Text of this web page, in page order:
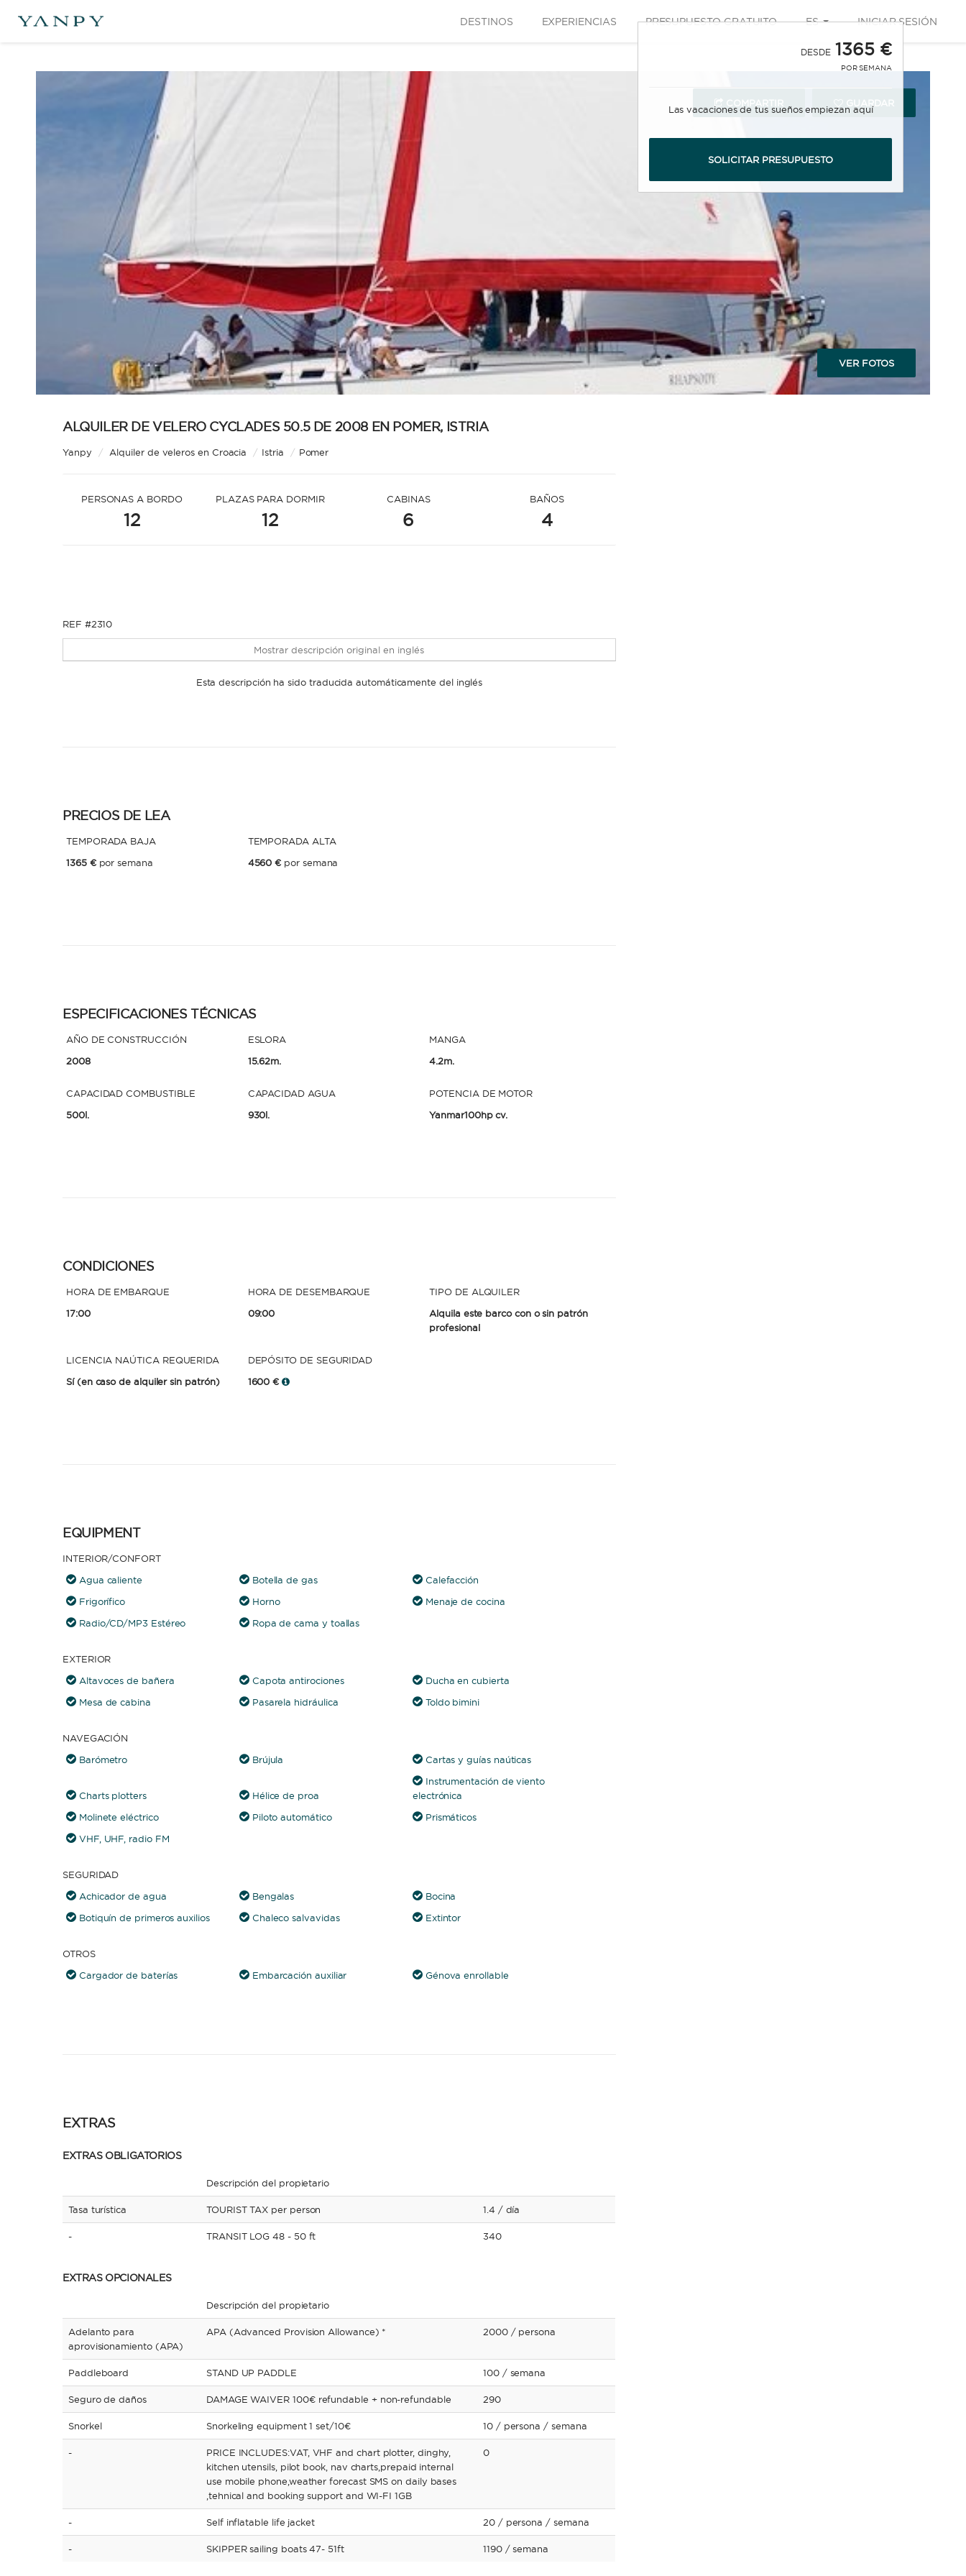
DESTINOS EXPERIENCIAS PRESUPUESTO GRATUITO ES INICIAR SESIÓN
GUARDAR
COMPARTIR
VER FOTOS
ALQUILER DE VELERO CYCLADES 50.5 DE 2008 EN POMER, ISTRIA
Yanpy / Alquiler de veleros en Croacia / Istria / Pomer
PERSONAS A BORDO
12
PLAZAS PARA DORMIR
12
CABINAS
6
BAÑOS
4
REF #2310
Mostrar descripción original en inglés
Esta descripción ha sido traducida automáticamente del inglés
PRECIOS DE LEA
TEMPORADA BAJA
1365 € por semana
TEMPORADA ALTA
4560 € por semana
ESPECIFICACIONES TÉCNICAS
AÑO DE CONSTRUCCIÓN
2008
ESLORA
15.62m.
MANGA
4.2m.
CAPACIDAD COMBUSTIBLE
500l.
CAPACIDAD AGUA
930l.
POTENCIA DE MOTOR
Yanmar100hp cv.
CONDICIONES
HORA DE EMBARQUE
17:00
HORA DE DESEMBARQUE
09:00
TIPO DE ALQUILER
Alquila este barco con o sin patrón
profesional
LICENCIA NAÚTICA REQUERIDA
Sí (en caso de alquiler sin patrón)
DEPÓSITO DE SEGURIDAD
1600 €
EQUIPMENT
INTERIOR/CONFORT
Agua caliente
Botella de gas
Calefacción
Frigorífico
Horno
Menaje de cocina
Radio/CD/MP3 Estéreo
Ropa de cama y toallas
EXTERIOR
Altavoces de bañera
Capota antirociones
Ducha en cubierta
Mesa de cabina
Pasarela hidráulica Toldo bimini
NAVEGACIÓN
Barómetro
Brújula Cartas y guías naúticas
Charts plotters Hélice de proa
Instrumentación de viento
electrónica
Molinete eléctrico
Piloto automático
Prismáticos
VHF, UHF, radio FM
SEGURIDAD
Achicador de agua
Bengalas
Bocina
Botiquín de primeros auxilios
Chaleco salvavidas Extintor
OTROS
Cargador de baterías
Embarcación auxiliar Génova enrollable
EXTRAS
EXTRAS OBLIGATORIOS
Descripción del propietario
Tasa turística TOURIST TAX per person 1.4 / día
- TRANSIT LOG 48 - 50 ft 340
EXTRAS OPCIONALES
Descripción del propietario
Adelanto para
aprovisionamiento (APA)
APA (Advanced Provision Allowance) * 2000 / persona
Paddleboard STAND UP PADDLE 100 / semana
Seguro de daños DAMAGE WAIVER 100€ refundable + non-refundable 290
Snorkel Snorkeling equipment 1 set/10€ 10 / persona / semana
-
PRICE INCLUDES:VAT, VHF and chart plotter, dinghy,
kitchen utensils, pilot book, nav charts,prepaid internal
use mobile phone,weather forecast SMS on daily bases
,tehnical and booking support and WI-FI 1GB
0
- Self inflatable life jacket 20 / persona / semana
- SKIPPER sailing boats 47- 51ft 1190 / semana
DESDE 1365 €
POR SEMANA
Las vacaciones de tus sueños empiezan aquí
SOLICITAR PRESUPUESTO